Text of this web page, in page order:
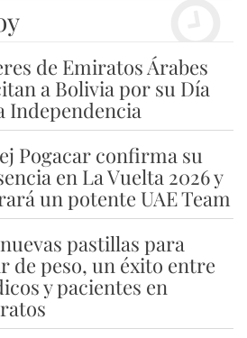
de Emiratos Árabes
a Bolivia por su Día
Independencia
Pogacar confirma su
en La Vuelta 2026 y
un potente UAE Team
pastillas para
de peso, un éxito entre
y pacientes en